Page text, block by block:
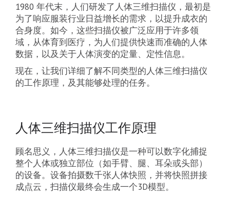
1980 年代末，人们研发了人体三维扫描仪，最初是
为了响应服装行业日益增长的需求，以提升成衣的
合身度。如今，这些扫描仪被广泛应用于许多领
域，从体育到医疗，为人们提供快速而准确的人体
数据，以及关于人体演变的定量、定性信息。
现在，让我们详细了解不同类型的人体三维扫描仪
的工作原理，及其能够处理的任务。
人体三维扫描仪工作原理
顾名思义，人体三维扫描仪是一种可以数字化捕捉
整个人体或独立部位（如手臂、腿、耳朵或头部）
的设备。设备拍摄数千张人体快照，并将快照拼接
成点云，扫描仪最终会生成一个3D模型。